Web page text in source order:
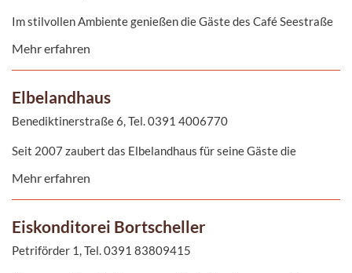
Im stilvollen Ambiente genießen die Gäste des Café Seestraße
Kaffee hauseigener Röstung, hochwertigen Tees, selbst
Mehr erfahren
Elbelandhaus
Benediktinerstraße 6, Tel. 0391 4006770
Seit 2007 zaubert das Elbelandhaus für seine Gäste die
das Elbelandhaus bietet für jeden Geschmack etwas. Ergänzt
der schönsten Blicke auf die Stadt.
Mehr erfahren
Eiskonditorei Bortscheller
Petriförder 1, Tel. 0391 83809415